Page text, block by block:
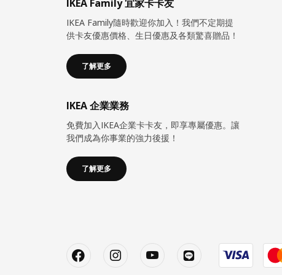
IKEA Family 宜家卡卡友
IKEA Family隨時歡迎你加入！我們不定期提
供卡友優惠價格、生日優惠及各類驚喜贈品！
了解更多
IKEA 企業業務
免費加入IKEA企業卡卡友，即享專屬優惠。讓
我們成為你事業的強力後援！
了解更多